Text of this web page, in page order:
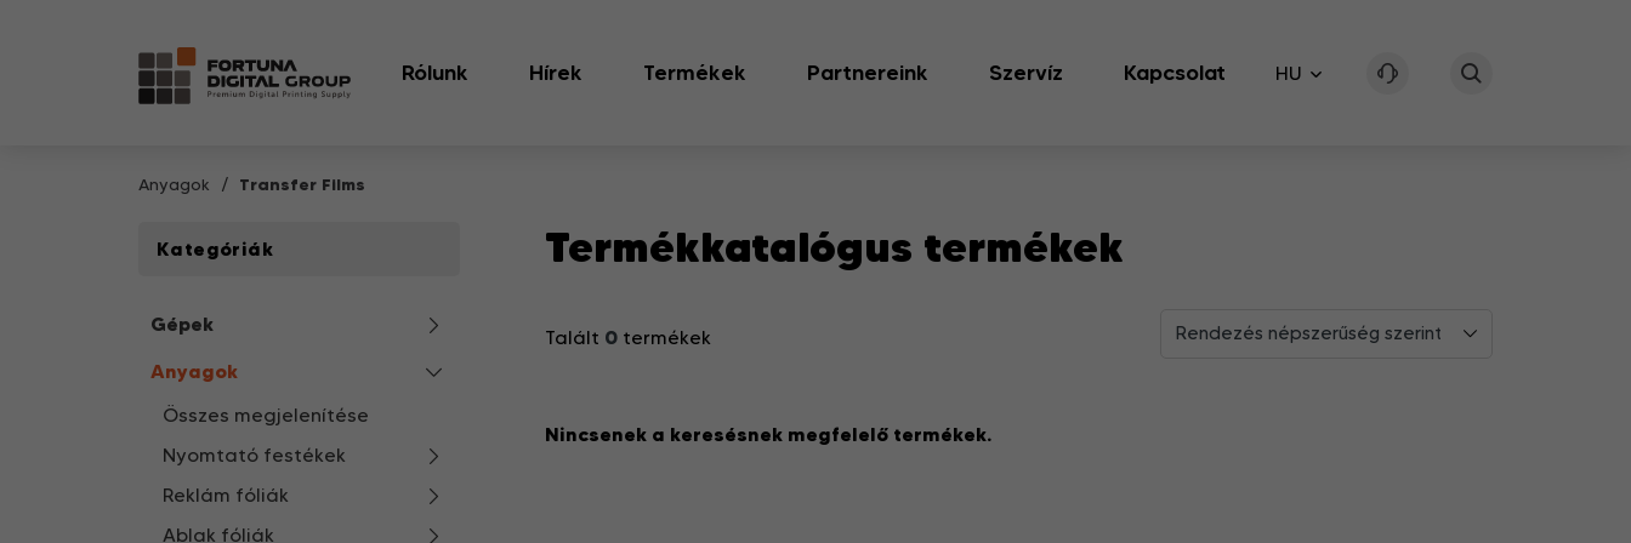
Rólunk Hírek Termékek Partnereink Szervíz Kapcsolat HU
Anyagok Transfer Films
Kategóriák
Gépek
Anyagok
Összes megjelenítése
Nyomtató festékek
Reklám fóliák
Ablak fóliák
Termékkatalógus termékek
Talált 0termékek Rendezés népszerűség szerint
Nincsenek a keresésnek megfelelő termékek.